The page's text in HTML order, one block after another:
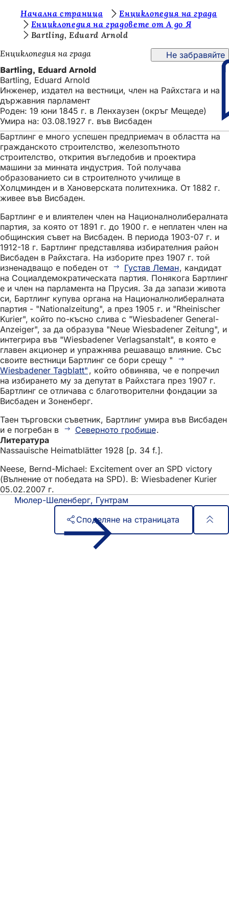
Преминаване към съдържанието
е
с
т
е
т
у
к
:
Начална страница
Енциклопедия на града
Енциклопедия на градовете от А до Я
Bartling, Eduard Arnold
Енциклопедия на града
Не забравяйте
Bartling, Eduard Arnold
Bartling, Eduard Arnold
Инженер, издател на вестници, член на Райхстага и на
държавния парламент
Роден: 19 юни 1845 г. в Ленхаузен (окръг Мещеде)
Умира на: 03.08.1927 г. във Висбаден
Бартлинг е много успешен предприемач в областта на
гражданското строителство, железопътното
строителство, открития въгледобив и проектира
машини за минната индустрия. Той получава
образованието си в строителното училище в
Холцминден и в Хановерската политехника. От 1882 г.
живее във Висбаден.
Бартлинг е и влиятелен член на Националнолибералната
партия, за която от 1891 г. до 1900 г. е неплатен член на
общинския съвет на Висбаден. В периода 1903-07 г. и
1912-18 г. Бартлинг представлява избирателния район
Висбаден в Райхстага. На изборите през 1907 г. той
изненадващо е победен от
Густав Леман, кандидат
на Социалдемократическата партия. Понякога Бартлинг
е и член на парламента на Прусия. За да запази живота
си, Бартлинг купува органа на Националнолибералната
партия - "Nationalzeitung", а през 1905 г. и "Rheinischer
Kurier", който по-късно слива с "Wiesbadener General-
Anzeiger", за да образува "Neue Wiesbadener Zeitung", и
интегрира във "Wiesbadener Verlagsanstalt", в която е
главен акционер и упражнява решаващо влияние. Със
своите вестници Бартлинг се бори срещу "
Wiesbadener Tagblatt" , който обвинява, че е попречил
на избирането му за депутат в Райхстага през 1907 г.
Бартлинг се отличава с благотворителни фондации за
Висбаден и Зоненберг.
Таен търговски съветник, Бартлинг умира във Висбаден
и е погребан в
Северното гробище.
Литература
Nassauische Heimatblätter 1928 [p. 34 f.].
Neese, Bernd-Michael: Excitement over an SPD victory
(Вълнение от победата на SPD). В: Wiesbadener Kurier
05.02.2007 г.
Мюлер-Шеленберг, Гунтрам
Споделяне на страницата